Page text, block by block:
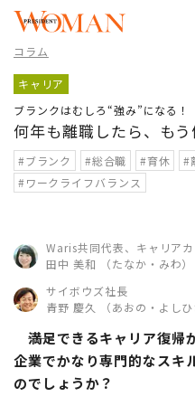
コラム
キャリア
ブランクはむしろ“強み”になる！
何年も離職したら、もう
#ブランク #総合職 #育休 #
#ワークライフバランス
Waris共同代表、キャリア
田中 美和 （たなか・みわ）
サイボウズ社長
青野 慶久 （あおの・よしひ
――満足できるキャリア復
企業でかなり専門的なスキ
のでしょうか？